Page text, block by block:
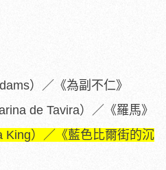
）／《為副不仁》
de Tavira）／《羅馬》
King）／《藍色比爾街的沉